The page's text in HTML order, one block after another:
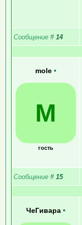
Сообщение # 14
mole •
M
гость
Сообщение # 15
ЧеГивара •